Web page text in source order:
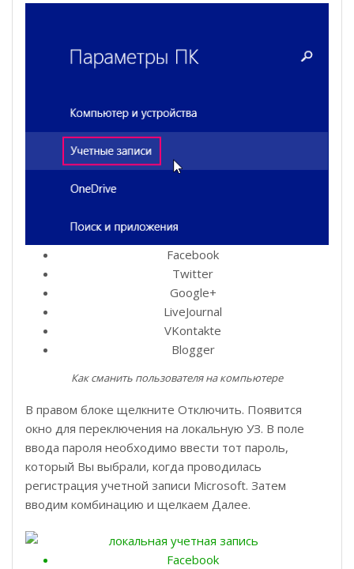
Facebook
Twitter
Google+
LiveJournal
VKontakte
Blogger
Как сманить пользователя на компьютере
В правом блоке щелкните Отключить. Появится
окно для переключения на локальную УЗ. В поле
ввода пароля необходимо ввести тот пароль,
который Вы выбрали, когда проводилась
регистрация учетной записи Microsoft. Затем
вводим комбинацию и щелкаем Далее.
Facebook